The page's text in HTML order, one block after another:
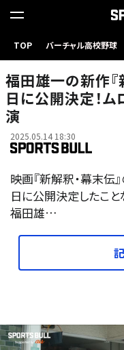
TOP バーチャル高校野球
福田雄一の新作
日に公開決定！
演
2025.05.14 18:30
映画『新解釈・幕末伝
日に公開決定したこと
福田雄…